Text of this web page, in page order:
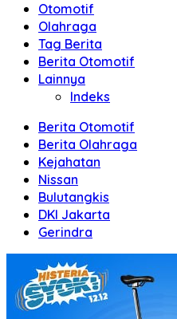
Otomotif
Olahraga
Tag Berita
Berita Otomotif
Lainnya
Indeks
Berita Otomotif
Berita Olahraga
Kejahatan
Nissan
Bulutangkis
DKI Jakarta
Gerindra